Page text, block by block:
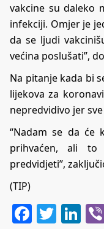
vakcine su daleko
infekciji. Omjer je
da se ljudi
većina poslušati”,
Na pitanje kada bi
lijekova za
nepredvidivo jer
“Nadam se da će
prihvaćen, ali
predvidjeti”,
(TIP)